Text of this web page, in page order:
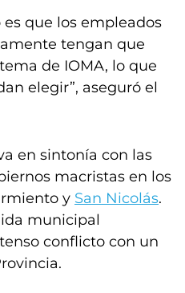
que los empleados
tengan que
de IOMA, lo que
elegir”, aseguró el
en sintonía con las
macristas en los
y San Nicolás.
municipal
conflicto con un